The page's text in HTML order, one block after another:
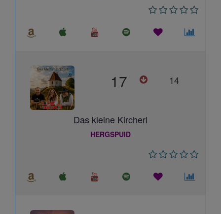
17 14
Das kleine Kircherl
HERGSPUID